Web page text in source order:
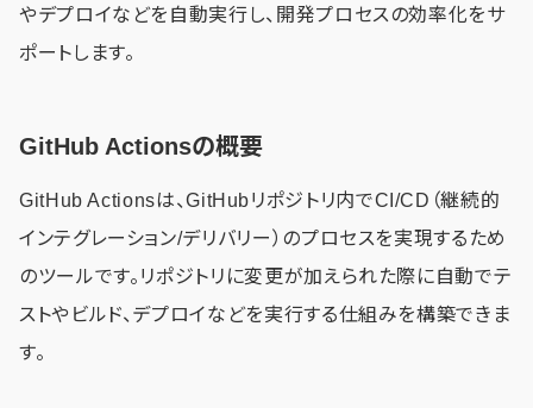
やデプロイなどを自動実行し、開発プロセスの効率化をサ
ポートします。
GitHub Actionsの概要
GitHub Actionsは、GitHubリポジトリ内でCI/CD（継続的
インテグレーション/デリバリー）のプロセスを実現するため
のツールです。リポジトリに変更が加えられた際に自動でテ
ストやビルド、デプロイなどを実行する仕組みを構築できま
す。